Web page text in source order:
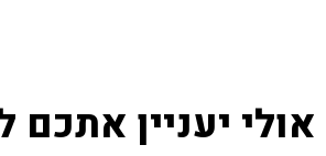
אולי יעניין